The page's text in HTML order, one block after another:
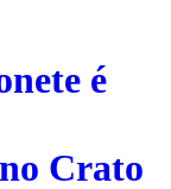
é
Crato